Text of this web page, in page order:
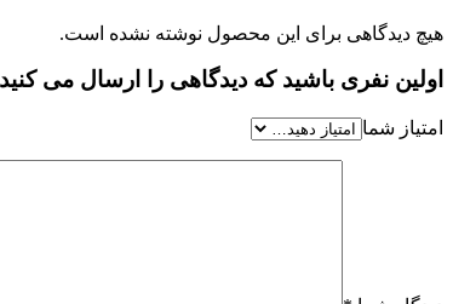
هیچ دیدگاهی برای این محصول نوشته نشده است.
اولین نفری باشید که دیدگاهی را ارسال می کنید برای
امتیاز شما